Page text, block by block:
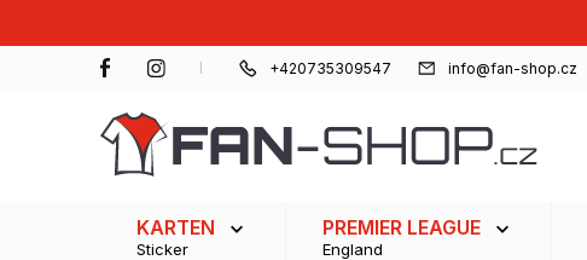
+420735309547 info@fan-shop.cz
KARTEN
Sticker
PREMIER LEAGUE
England